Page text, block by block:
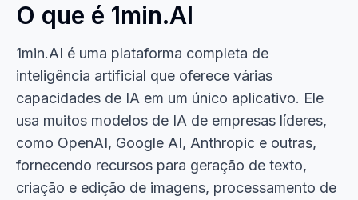
O que é 1min.AI
1min.AI é uma plataforma completa de
inteligência artificial que oferece várias
capacidades de IA em um único aplicativo. Ele
usa muitos modelos de IA de empresas líderes,
como OpenAI, Google AI, Anthropic e outras,
fornecendo recursos para geração de texto,
criação e edição de imagens, processamento de